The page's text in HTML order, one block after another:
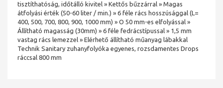
tisztíthatóság, időtálló kivitel » Kettős bűzzárral » Magas
átfolyási érték (50-60 liter / min.) » 6 féle rács hosszúsággal (L=
400, 500, 700, 800, 900, 1000 mm) » O 50 mm-es elfolyással »
Állítható magasság (30mm) » 6 féle fedrácstípussal » 1,5 mm
vastag rács lemezzel » Elérhető állítható műanyag lábakkal
Technik Sanitary zuhanyfolyóka egyenes, rozsdamentes Drops
ráccsal 800 mm